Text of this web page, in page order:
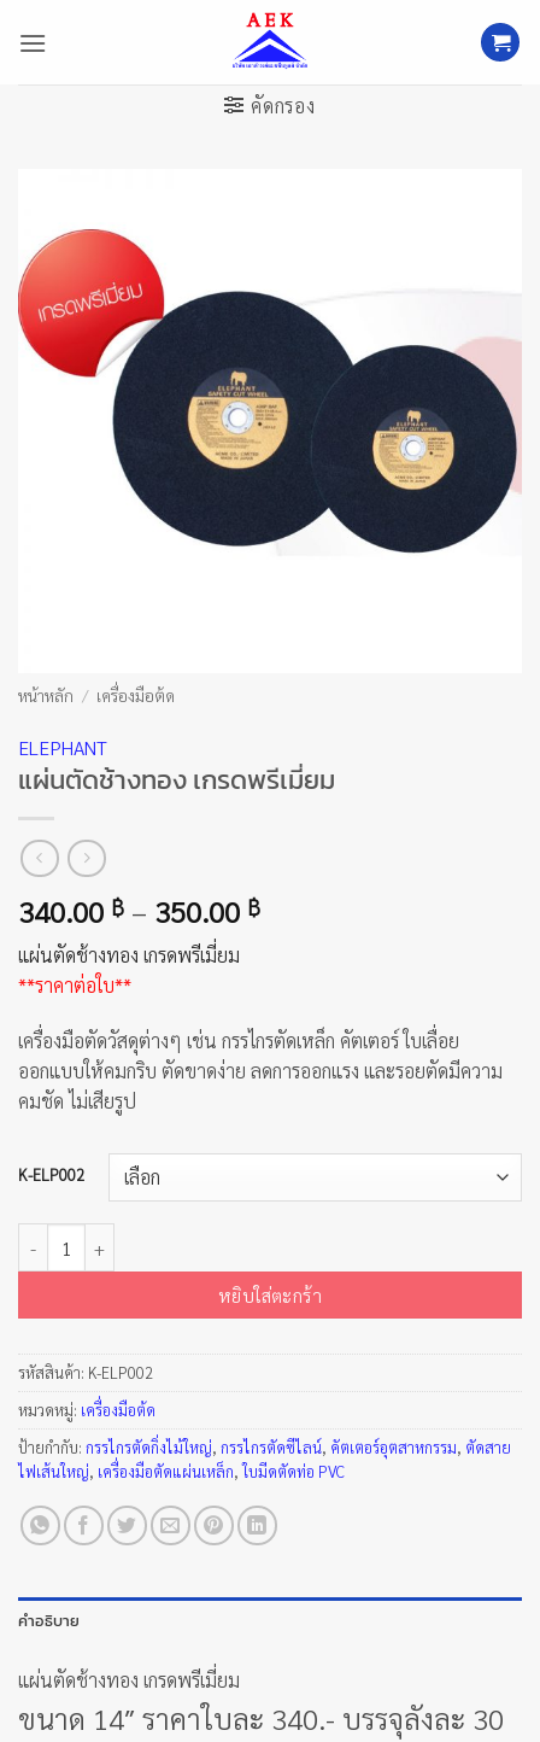
คัดกรอง
หน้าหลัก / เครื่องมือต้ด
ELEPHANT
แผ่นตัดช้างทอง เกรดพรีเมี่ยม
340.00 ฿ – 350.00 ฿Price
350.00 ฿
แผ่นตัดช้างทอง เกรดพรีเมี่ยม
**ราคาต่อใบ**
เครื่องมือตัดวัสดุต่างๆ เช่น กรรไกรตัดเหล็ก คัตเตอร์ ใบเลื่อย
ออกแบบให้คมกริบ ตัดขาดง่าย ลดการออกแรง และรอยตัดมีความ
คมชัด ไม่เสียรูป
K-ELP002
หยิบใส่ตะกร้า
รหัสสินค้า: K-ELP002
หมวดหมู่: เครื่องมือต้ด
ป้ายกำกับ: กรรไกรตัดกิ่งไม้ใหญ่, กรรไกรตัดซีไลน์, คัตเตอร์อุตสาหกรรม, ตัดสาย
ไฟเส้นใหญ่, เครื่องมือตัดแผ่นเหล็ก,ใบมีดตัดท่อ PVC
คำอธิบาย
แผ่นตัดช้างทอง เกรดพรีเมี่ยม
ขนาด 14″ ราคาใบละ 340.- บรรจุลังละ 30